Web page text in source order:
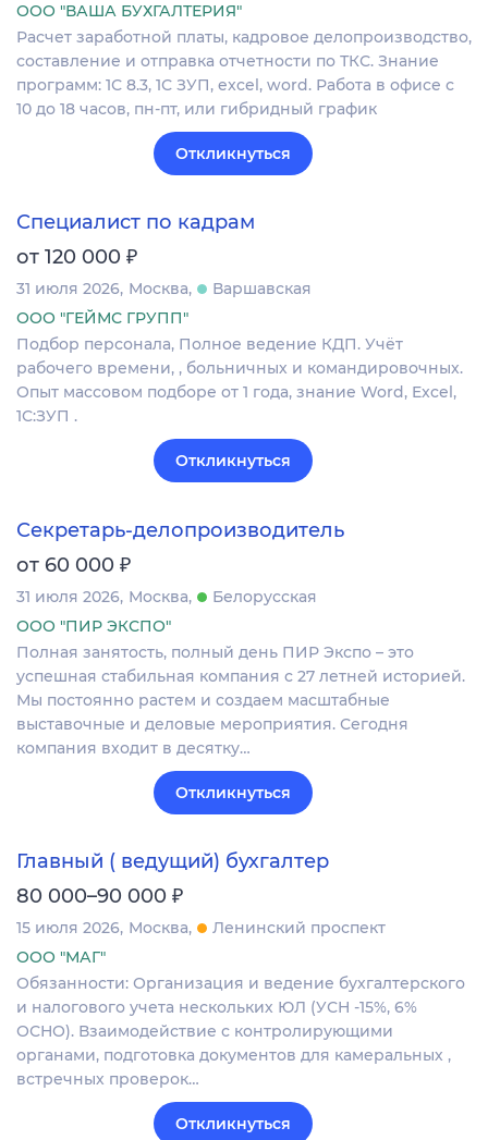
ООО "ВАША БУХГАЛТЕРИЯ"
Расчет заработной платы, кадровое делопроизводство,
составление и отправка отчетности по ТКС. Знание
программ: 1С 8.3, 1С ЗУП, excel, word. Работа в офисе с
10 до 18 часов, пн-пт, или гибридный график
Откликнуться
Специалист по кадрам
от 120 000 ₽
31 июля 2026 Москва
Варшавская
ООО "ГЕЙМС ГРУПП"
Подбор персонала, Полное ведение КДП. Учёт
рабочего времени, , больничных и командировочных.
Опыт массовом подборе от 1 года, знание Word, Excel,
1С:ЗУП .
Откликнуться
Секретарь-делопроизводитель
от 60 000 ₽
31 июля 2026 Москва
Белорусская
ООО "ПИР ЭКСПО"
Полная занятость, полный день ПИР Экспо – это
успешная стабильная компания с 27 летней историей.
Мы постоянно растем и создаем масштабные
выставочные и деловые мероприятия. Сегодня
компания входит в десятку…
Откликнуться
Главный ( ведущий) бухгалтер
80 000–90 000 ₽
15 июля 2026 Москва
Ленинский проспект
ООО "МАГ"
Обязанности: Организация и ведение бухгалтерского
и налогового учета нескольких ЮЛ (УСН -15%, 6%
ОСНО). Взаимодействие с контролирующими
органами, подготовка документов для камеральных ,
встречных проверок…
Откликнуться